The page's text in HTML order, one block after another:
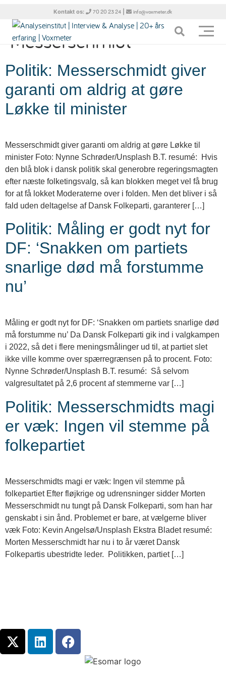
Kontakt os: 70 20 23 24 | info@voxmeter.dk
Tag: Morten
Messerschmidt
Politik: Messerschmidt giver
garanti om aldrig at gøre
Løkke til minister
Messerschmidt giver garanti om aldrig at gøre Løkke til
minister Foto: Nynne Schrøder/Unsplash B.T. resumé: Hvis
den blå blok i dansk politik skal generobre regeringsmagten
efter næste folketingsvalg, så kan blokken meget vel få brug
for at få lokket Moderaterne over i folden. Men det bliver i så
fald uden deltagelse af Dansk Folkeparti, garanterer […]
Politik: Måling er godt nyt for
DF: ‘Snakken om partiets
snarlige død må forstumme
nu’
Måling er godt nyt for DF: ‘Snakken om partiets snarlige død
må forstumme nu’ Da Dansk Folkeparti gik ind i valgkampen
i 2022, så det i flere meningsmålinger ud til, at partiet slet
ikke ville komme over spærregrænsen på to procent. Foto:
Nynne Schrøder/Unsplash B.T. resumé: Så selvom
valgresultatet på 2,6 procent af stemmerne var […]
Politik: Messerschmidts magi
er væk: Ingen vil stemme på
folkepartiet
Messerschmidts magi er væk: Ingen vil stemme på
folkepartiet Efter fløjkrige og udrensninger sidder Morten
Messerschmidt nu tungt på Dansk Folkeparti, som han har
genskabt i sin ånd. Problemet er bare, at vælgerne bliver
væk Foto: Kevin Angelsø/Unsplash Ekstra Bladet resumé:
Morten Messerschmidt har nu i to år været Dansk
Folkepartis ubestridte leder. Politikken, partiet […]